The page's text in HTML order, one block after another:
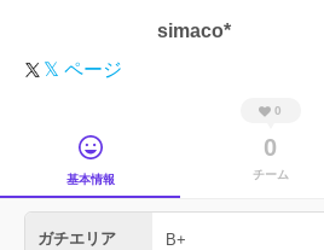
simaco*
𝕏 ページ
基本情報
0
0
チーム
ガチエリア B+